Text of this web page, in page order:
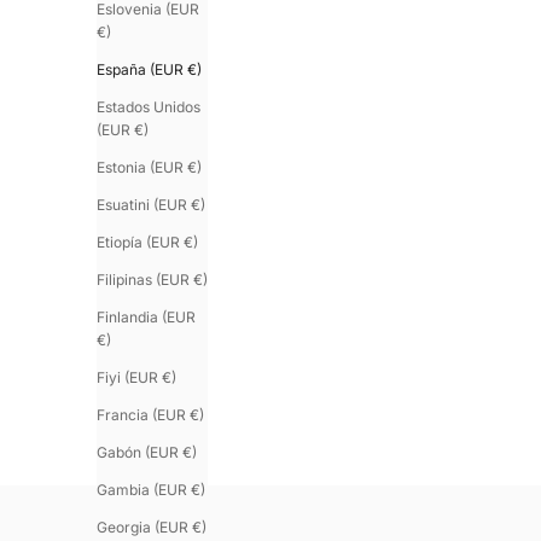
Eslovenia (EUR
€)
España (EUR €)
Estados Unidos
(EUR €)
Estonia (EUR €)
Esuatini (EUR €)
Etiopía (EUR €)
Filipinas (EUR €)
Finlandia (EUR
€)
Fiyi (EUR €)
Francia (EUR €)
Gabón (EUR €)
Gambia (EUR €)
Georgia (EUR €)
Precio de oferta